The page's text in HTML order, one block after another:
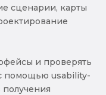
сценарии, карты
и проверять
помощью usability-
получения